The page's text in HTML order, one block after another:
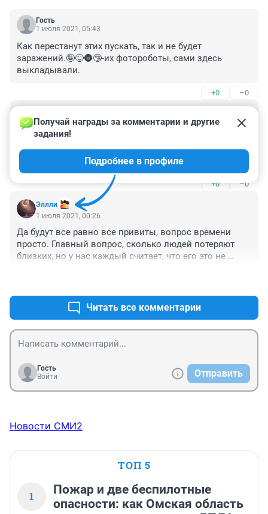
Гость
1 июля 2021, 05:43
Как перестанут этих пускать, так и не будет
заражений.🤪😜🌚🤥-их фотороботы, сами здесь
выкладывали.
+0 –0
1 июля 2021, 03:14
Нас спасет жесткое наказание, применяемое для тех,
кто заражает коллектив на работе, соседей,
пассажиров транспорта, сотрудников магазинов,
которые не привились и заболели, тем самым
становясь более заразными, чем при наличии
привки.
+0 –0
Эллли
Получай награды за комментарии и другие
задания!
Подробнее в профиле
1 июля 2021, 00:26
Да будут все равно все привиты, вопрос времени
просто. Главный вопрос, сколько людей потеряют
близких, но у нас каждый считает, что его это не
сторонниками, говоря, как они заблуждались и
сколько потеряли благодаря своему неверию.
Учиться на своих ошибках - право каждого, но стоит
ли? Потом поздно размышлять, близко локоть, да не
Читать все комментарии
Гость
Войти
Отправить
Новости СМИ2
ТОП 5
1
Пожар и две беспилотные
опасности: как Омская область